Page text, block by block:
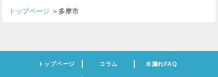
トップページ ＞ 多摩市
トップページ コラム 水漏れFAQ